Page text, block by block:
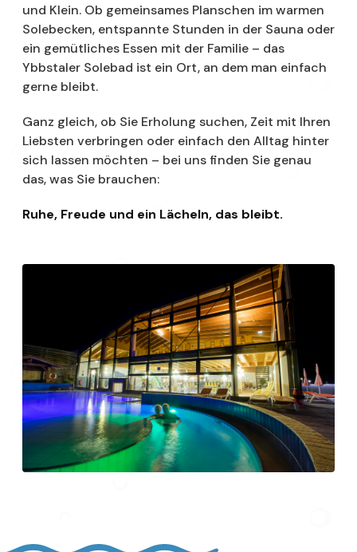
und Klein. Ob gemeinsames Planschen im warmen
Solebecken, entspannte Stunden in der Sauna oder
ein gemütliches Essen mit der Familie – das
Ybbstaler Solebad ist ein Ort, an dem man einfach
gerne bleibt.
Ganz gleich, ob Sie Erholung suchen, Zeit mit Ihren
Liebsten verbringen oder einfach den Alltag hinter
sich lassen möchten – bei uns finden Sie genau
das, was Sie brauchen:
Ruhe, Freude und ein Lächeln, das bleibt.